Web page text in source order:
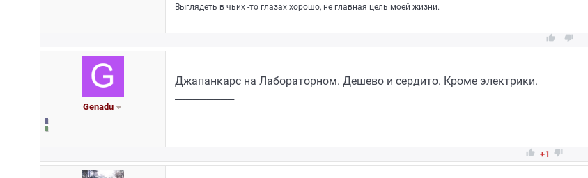
Выглядеть в чьих -то глазах хорошо, не главная цель моей жизни.
 
Genadu
Джапанкарс на Лабораторном. Дешево и сердито. Кроме электрики.
 +1 